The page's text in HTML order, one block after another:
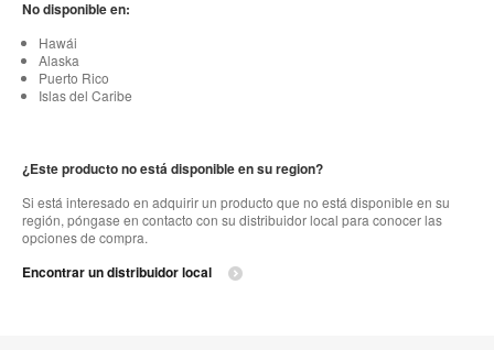
No disponible en:
Hawái
Alaska
Puerto Rico
Islas del Caribe
¿Este producto no está disponible en su region?
Si está interesado en adquirir un producto que no está disponible en su
región, póngase en contacto con su distribuidor local para conocer las
opciones de compra.
Encontrar un distribuidor local